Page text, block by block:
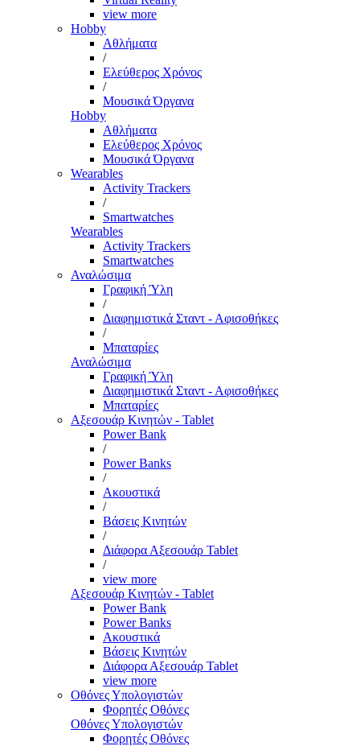
view more
Hobby
Αθλήματα
/
Ελεύθερος Χρόνος
/
Μουσικά Όργανα
Hobby
Αθλήματα
Ελεύθερος Χρόνος
Μουσικά Όργανα
Wearables
Activity Trackers
/
Smartwatches
Wearables
Activity Trackers
Smartwatches
Αναλώσιμα
Γραφική Ύλη
/
Διαφημιστικά Σταντ - Αφισοθήκες
/
Μπαταρίες
Αναλώσιμα
Γραφική Ύλη
Διαφημιστικά Σταντ - Αφισοθήκες
Μπαταρίες
Αξεσουάρ Κινητών - Tablet
Power Bank
/
Power Banks
/
Ακουστικά
/
Βάσεις Κινητών
/
Διάφορα Αξεσουάρ Tablet
/
view more
Αξεσουάρ Κινητών - Tablet
Power Bank
Power Banks
Ακουστικά
Βάσεις Κινητών
Διάφορα Αξεσουάρ Tablet
view more
Οθόνες Υπολογιστών
Φορητές Οθόνες
Οθόνες Υπολογιστών
Φορητές Οθόνες